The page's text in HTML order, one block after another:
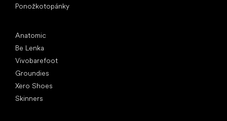
Ponožkotopánky
Anatomic
Be Lenka
Vivobarefoot
Groundies
Xero Shoes
Skinners